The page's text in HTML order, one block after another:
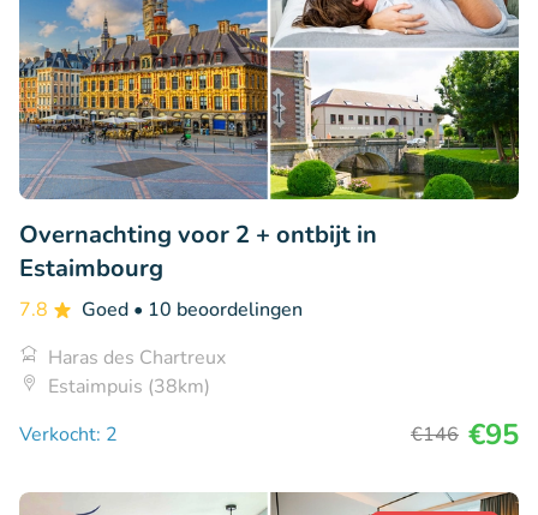
Overnachting voor 2 + ontbijt in
Estaimbourg
7.8 Goed • 10 beoordelingen
Haras des Chartreux
Estaimpuis (38km)
Verkocht: 2
€146 €95